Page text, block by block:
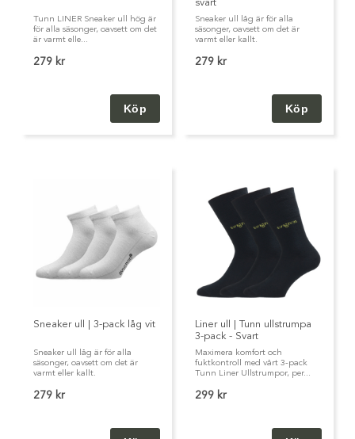
Tunn LINER Sneaker ull hög är
för alla säsonger, oavsett om det
är varmt elle...
279 kr
svart
Sneaker ull låg är för alla
säsonger, oavsett om det är
varmt eller kallt.
279 kr
Sneaker ull | 3-pack låg vit
Sneaker ull låg är för alla
säsonger, oavsett om det är
varmt eller kallt.
279 kr
Liner ull | Tunn ullstrumpa
3-pack - Svart
Maximera komfort och
fuktkontroll med vårt 3-pack
Tunn Liner Ullstrumpor, per...
299 kr